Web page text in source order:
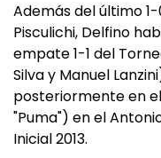
Además del último
Pisculichi, Delfino
empate 1-1 del
Silva y Manuel
posteriormente en
"Puma") en el
Inicial 2013.